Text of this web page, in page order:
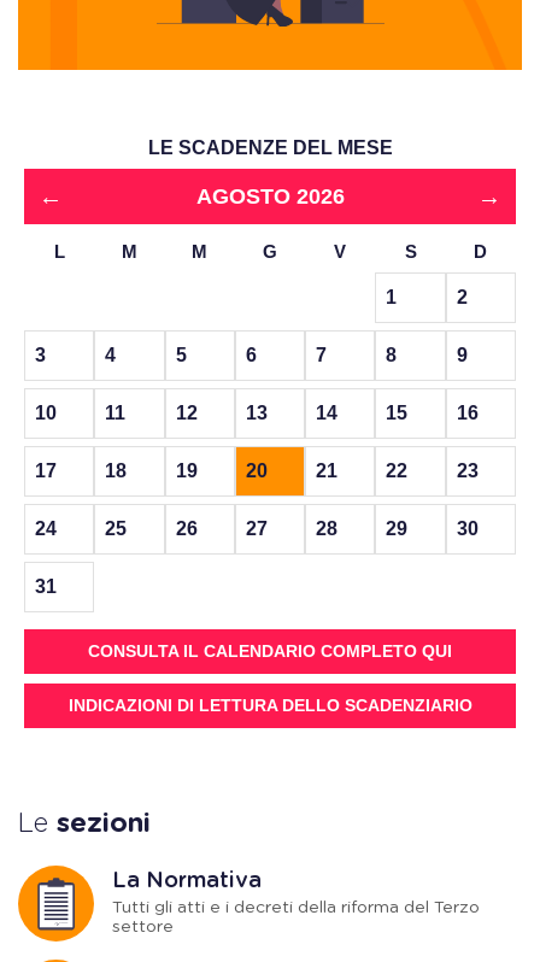
LE SCADENZE DEL MESE
← AGOSTO 2026 →
L M M G V S D
1 2
3 4 5 6 7 8 9
10 11 12 13 14 15 16
17 18 19 20 21 22 23
24 25 26 27 28 29 30
31
CONSULTA IL CALENDARIO COMPLETO QUI
INDICAZIONI DI LETTURA DELLO SCADENZIARIO
Le sezioni
La Normativa
Tutti gli atti e i decreti della riforma del Terzo
settore